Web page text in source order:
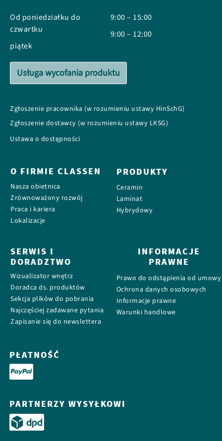
Od poniedziałku do
czwartku
piątek
9:00 – 15:00
9:00 – 12:00
Usługa wycofania produktu
Zgłoszenie pracownika (w rozumieniu ustawy HinSchG)
Zgłoszenie dostawcy (w rozumieniu ustawy LKSG)
Ustawa o dostępności
O FIRMIE CLASSEN
Nasza obietnica
Zrównoważony rozwój
Praca i kariera
Lokalizacje
PRODUKTY
Ceramin
Laminat
Hybrydowy
SERWIS I
DORADZTWO
Wizualizator wnętrz
Doradca ds. produktów
Sekcja plików do pobrania
Najczęściej zadawane pytania
Zapisanie się do newslettera
INFORMACJE
PRAWNE
Prawo do odstąpienia od umowy
Ochrona danych osobowych
Informacje prawne
Warunki handlowe
PŁATNOŚĆ
PARTNERZY WYSYŁKOWI